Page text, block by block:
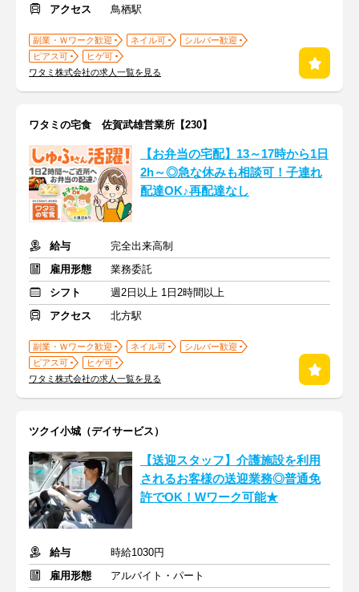
アクセス 鳥栖駅
副業・Ｗワーク歓迎 ネイル可
シルバー歓迎
ピアス可
ヒゲ可
ワタミ株式会社の求人一覧を見る
ワタミの宅食 佐賀武雄営業所【230】
【お弁当の宅配】13～17時から1日
2h～◎急な休みも相談可！子連れ
配達OK♪再配達なし
給与
完全出来高制
雇用形態
業務委託
シフト
週2日以上 1日2時間以上
アクセス
北方駅
副業・Ｗワーク歓迎 ネイル可
シルバー歓迎
ピアス可
ヒゲ可
ワタミ株式会社の求人一覧を見る
ツクイ小城（デイサービス）
【送迎スタッフ】介護施設を利用
されるお客様の送迎業務◎普通免
許でOK！Wワーク可能★
給与
時給1030円
雇用形態
アルバイト・パート